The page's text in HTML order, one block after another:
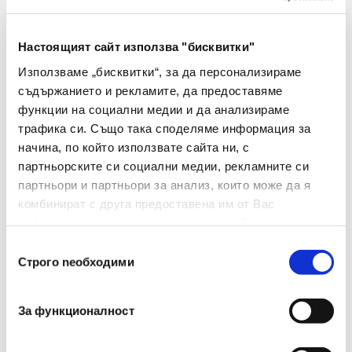
Настоящият сайт използва "бисквитки"
Използваме „бисквитки“, за да персонализираме
съдържанието и рекламите, да предоставяме
функции на социални медии и да анализираме
трафика си. Също така споделяме информация за
начина, по който използвате сайта ни, с
партньорските си социални медии, рекламните си
партньори и партньори за анализ, които може да я
комбинират с друга предоставена им от Вас
наСтрого nеобходими
За функционалност
Тип
тонер касета
Вид TK-5230M
Капацитет 2200
Съвместими Модели
Устройства
ECOSYS
M5521/P5021